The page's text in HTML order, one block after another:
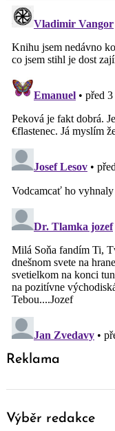
Reklama
Výběr redakce